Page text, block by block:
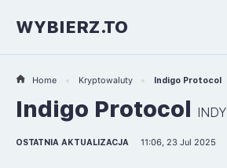
WYBIERZ.TO
Home Kryptowaluty Indigo Protocol
Indigo Protocol INDY
OSTATNIA AKTUALIZACJA 11:06, 23 Jul 2025